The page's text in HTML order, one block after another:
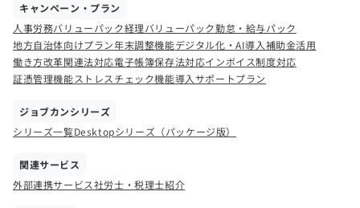
キャンペーン・プラン
人事労務バリューパック経理バリューパック勤怠・給与パック
地方自治体向けプラン年末調整機能デジタル化・AI導入補助金活用
働き方改革関連法対応電子帳簿保存法対応インボイス制度対応
証憑管理機能ストレスチェック機能導入サポートプラン
ジョブカンシリーズ
シリーズ一覧Desktopシリーズ（パッケージ版）
関連サービス
外部連携サービス社労士・税理士紹介